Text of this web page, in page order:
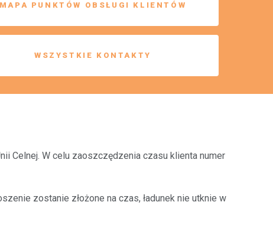
MAPA PUNKTÓW OBSŁUGI KLIENTÓW
WSZYSTKIE KONTAKTY
Celnej. W celu zaoszczędzenia czasu klienta numer
zostanie złożone na czas, ładunek nie utknie w